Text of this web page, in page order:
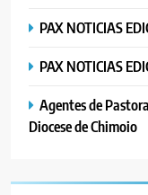
PAX NOTICIAS
PAX NOTICIAS
Agentes de
Diocese de Chimoio